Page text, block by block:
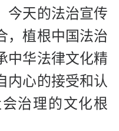
今天的法治宣传
，植根中国法治
中华法律文化精
内心的接受和认
治理的文化根